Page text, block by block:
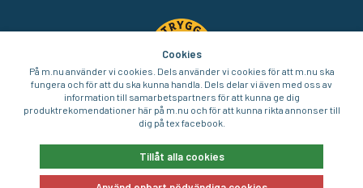
Cookies
På m.nu använder vi cookies. Dels använder vi cookies för att m.nu ska
fungera och för att du ska kunna handla. Dels delar vi även med oss av
information till samarbetspartners för att kunna ge dig
produktrekomendationer här på m.nu och för att kunna rikta annonser till
dig på tex facebook.
Tillåt alla cookies